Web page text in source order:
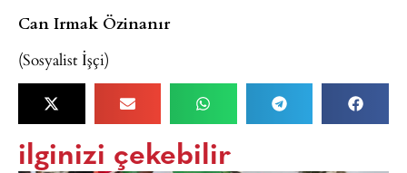
Can Irmak Özinanır
(Sosyalist İşçi)
ilginizi çekebilir